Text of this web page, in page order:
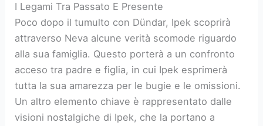
I Legami Tra Passato E Presente
Poco dopo il tumulto con Dündar, Ipek scoprirà
attraverso Neva alcune verità scomode riguardo
alla sua famiglia. Questo porterà a un confronto
acceso tra padre e figlia, in cui Ipek esprimerà
tutta la sua amarezza per le bugie e le omissioni.
Un altro elemento chiave è rappresentato dalle
visioni nostalgiche di Ipek, che la portano a